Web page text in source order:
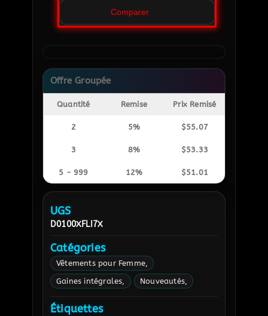
Comparer
Offre Groupée
Quantité Remise Prix Remisé
2 5% $55.07
3 8% $53.33
5 - 999 12% $51.01
UGS
D0100XFLI7X
Catégories
Vêtements pour Femme
Gaines intégrales
Nouveautés
Étiquettes